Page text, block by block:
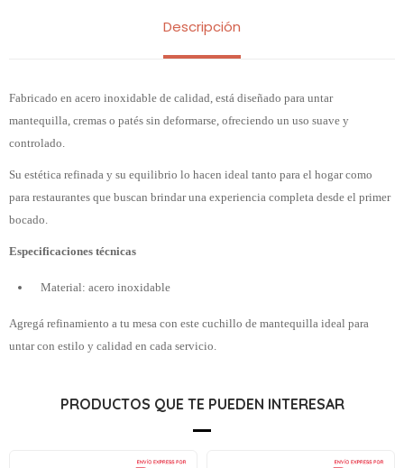
Descripción
Fabricado en acero inoxidable de calidad, está diseñado para untar
mantequilla, cremas o patés sin deformarse, ofreciendo un uso suave y
controlado.
Su estética refinada y su equilibrio lo hacen ideal tanto para el hogar como
para restaurantes que buscan brindar una experiencia completa desde el primer
bocado.
Especificaciones técnicas
Material: acero inoxidable
Agregá refinamiento a tu mesa con este cuchillo de mantequilla ideal para
untar con estilo y calidad en cada servicio.
PRODUCTOS QUE TE PUEDEN INTERESAR